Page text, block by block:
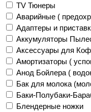
TV Тюнеры
Аварийные (
Адаптеры и
Аккумуляторы
Аксессуары для
Амортизаторы (
Анод Бойлера (
Бак для молока
Баки-Полубаки-
Блендерные ножки